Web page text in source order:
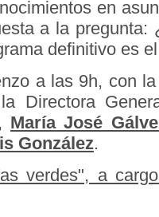
en
a la pregunta:
definitivo es
a las 9h, con
Directora
María José
González.
verdes", a